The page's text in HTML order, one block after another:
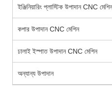
ইঞ্জিনিয়ারিং প্লাস্টিক উপাদান CNC মেশিন
কপার উপাদান CNC মেশিন
ঢালাই ইস্পাত উপাদান CNC মেশিন
অন্যান্য উপাদান